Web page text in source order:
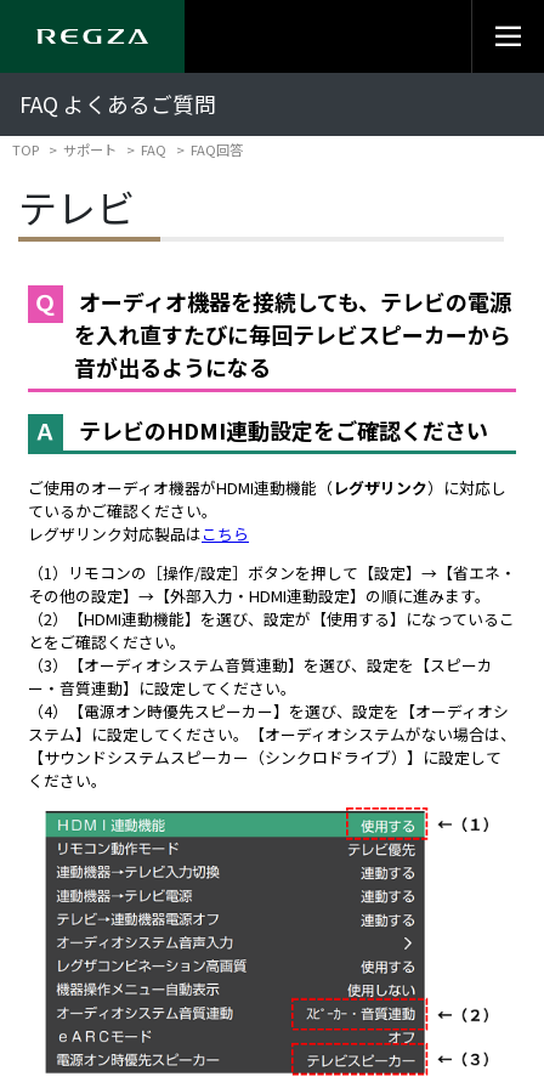
FAQ よくあるご質問
TOP サポート FAQ FAQ回答
テレビ